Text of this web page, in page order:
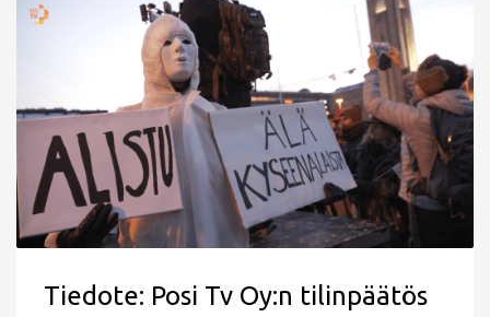
Tiedote: Posi Tv Oy:n tilinpäätös